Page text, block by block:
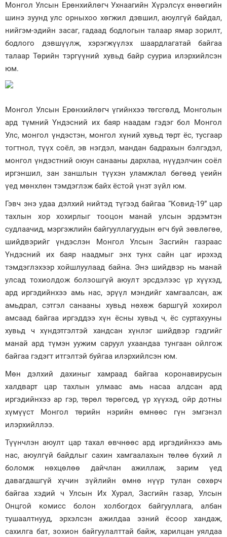
Монгол Улсын Ерөнхийлөгч Ухнаагийн Хүрэлсүх өнөөгийн
шинэ зуунд улс орныхоо хөгжил дэвшил, аюулгүй байдал,
нийгэм-эдийн засаг, гадаад бодлогын талаар ямар зорилт,
бодлого дэвшүүлж, хэрэгжүүлэх шаардлагатай байгаа
талаар Төрийн тэргүүний хувьд байр сууриа илэрхийлсэн
юм.
Монгол Улсын Ерөнхийлөгч үгийнхээ төгсгөлд, Монголын
ард түмний Үндэсний их баяр наадам гэдэг бол Монгол
Улс, монгол үндэстэн, монгол хүний хувьд төрт ёс, тусгаар
тогтнол, түүх соёл, эв нэгдэл, мандан бадрахын бэлгэдэл,
монгол үндэстний оюун санааны дархлаа, нүүдэлчин соёл
иргэншил, зан заншлын түүхэн уламжлал бөгөөд үеийн
үед мөнхлөн тэмдэглэж байх ёстой үнэт зүйл юм.
Гэвч энэ удаа дэлхий нийтэд түгээд байгаа “Ковид-19” цар
тахлын хор хохирлыг тооцон манай улсын эрдэмтэн
судлаачид, мэргэжлийн байгууллагуудын өгч буй зөвлөгөө,
шийдвэрийг үндэслэн Монгол Улсын Засгийн газраас
Үндэсний их баяр наадмыг энх тунх сайн цаг ирэхэд
тэмдэглэхээр хойшлуулаад байна. Энэ шийдвэр нь манай
улсад тохиолдож болзошгүй аюулт эрсдэлээс үр хүүхэд,
ард иргэдийнхээ амь нас, эрүүл мэндийг хамгаалсан, аж
амьдрал, сэтгэл санааны хувьд нөхөж баршгүй хохирол
амсаад байгаа иргэддээ хүн ёсны хувьд ч, ёс суртахууны
хувьд ч хүндэтгэлтэй хандсан хүнлэг шийдвэр гэдгийг
манай ард түмэн уужим саруул ухаандаа тунгаан ойлгож
байгаа гэдэгт итгэлтэй буйгаа илэрхийлсэн юм.
Мөн дэлхий дахиныг хамраад байгаа коронавирусын
халдварт цар тахлын улмаас амь насаа алдсан ард
иргэдийнхээ ар гэр, төрөл төрөгсөд, үр хүүхэд, ойр дотны
хүмүүст Монгол төрийн нэрийн өмнөөс гүн эмгэнэл
илэрхийллээ.
Түүнчлэн аюулт цар тахал өвчнөөс ард иргэдийнхээ амь
нас, аюулгүй байдлыг сахин хамгаалахын төлөө бүхий л
боломж нөхцөлөө дайчлан ажиллаж, зарим үед
давагдашгүй хүчин зүйлийн өмнө нүүр тулан сөхөрч
байгаа хэдий ч Улсын Их Хурал, Засгийн газар, Улсын
Онцгой комисс болон холбогдох байгууллага, албан
тушаалтнууд, эрхэлсэн ажилдаа эзний ёсоор хандаж,
сахилга бат, зохион байгуулалттай байж, харилцан уялдаа